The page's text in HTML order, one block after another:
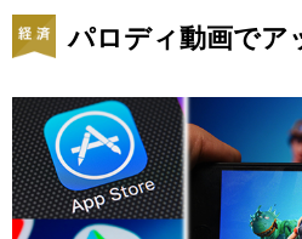
パロディ動画でア